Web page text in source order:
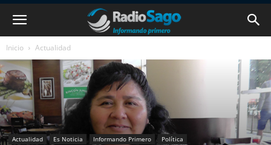
Inicio Actualidad
Actualidad Es Noticia Informando Primero Política